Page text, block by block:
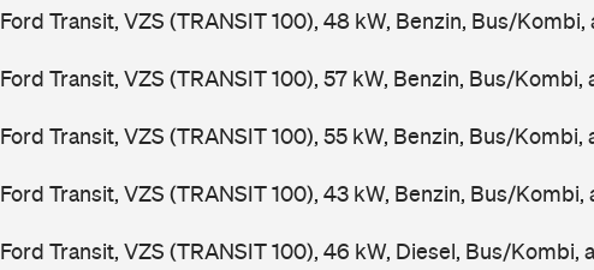
Ford Transit, VZS (TRANSIT 100), 48 kW, Benzin, Bus/Kombi,
Ford Transit, VZS (TRANSIT 100), 57 kW, Benzin, Bus/Kombi,
Ford Transit, VZS (TRANSIT 100), 55 kW, Benzin, Bus/Kombi,
Ford Transit, VZS (TRANSIT 100), 43 kW, Benzin, Bus/Kombi,
Ford Transit, VZS (TRANSIT 100), 46 kW, Diesel, Bus/Kombi,